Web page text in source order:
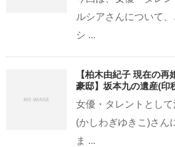
ルシアさんについて
シ ...
【柏木由紀子 現在の
豪邸】坂本九の遺産(印
女優・タレントとし
(かしわぎゆきこ)さん
ま ...